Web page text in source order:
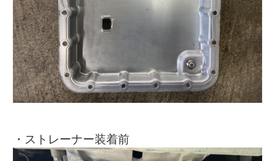
・ストレーナー装着前